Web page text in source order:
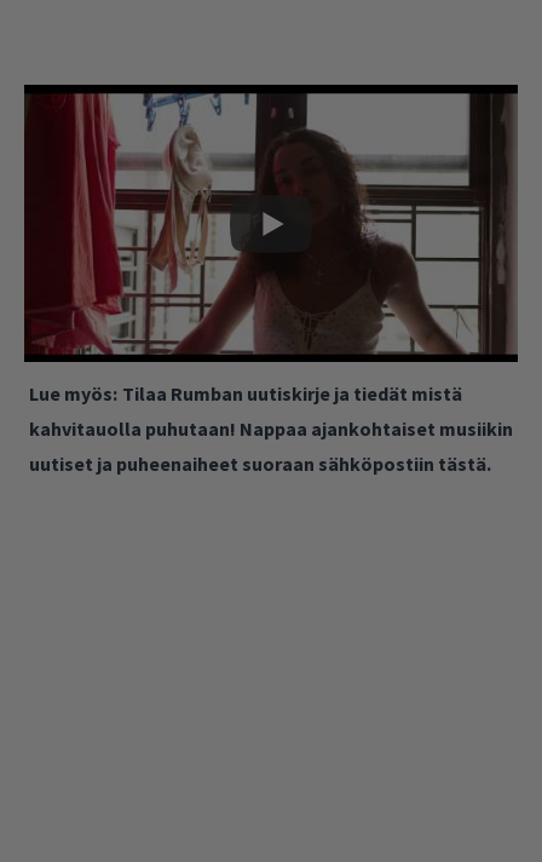
Lue myös: Tilaa Rumban uutiskirje ja tiedät mistä
kahvitauolla puhutaan! Nappaa ajankohtaiset musiikin
uutiset ja puheenaiheet suoraan sähköpostiin tästä.